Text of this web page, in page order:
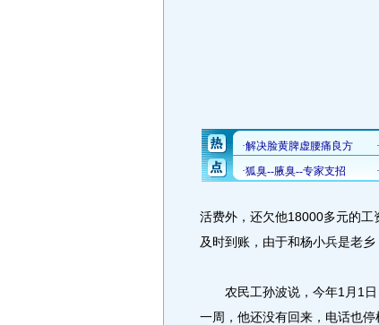
活费外，还欠他18000多元的
及时到账，由于和杨小兵是老乡
农民工孙波说，今年1月1日
一周，他还没有回来，电话也